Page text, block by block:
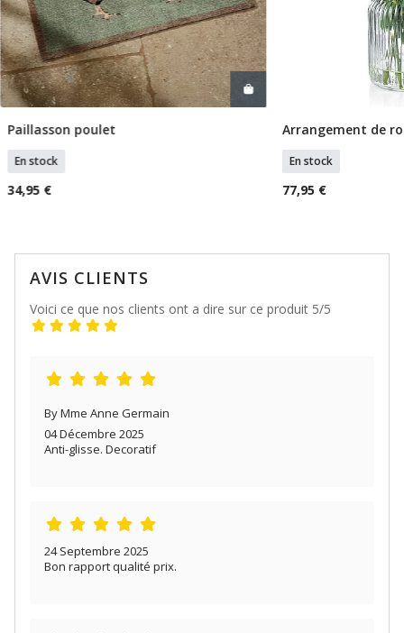
Ajouter Au Panier
Paillasson poulet
En stock
34,95 €
Ajouter
Arrangement de
En stock
77,95 €
AVIS CLIENTS
Voici ce que nos clients ont a dire sur ce produit 5/5
By Mme Anne Germain
04 Décembre 2025
Anti-glisse. Decoratif
24 Septembre 2025
Bon rapport qualité prix.